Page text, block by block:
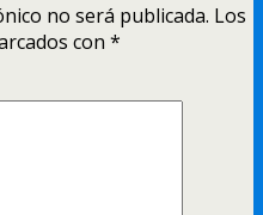
no será publicada. Los
con *